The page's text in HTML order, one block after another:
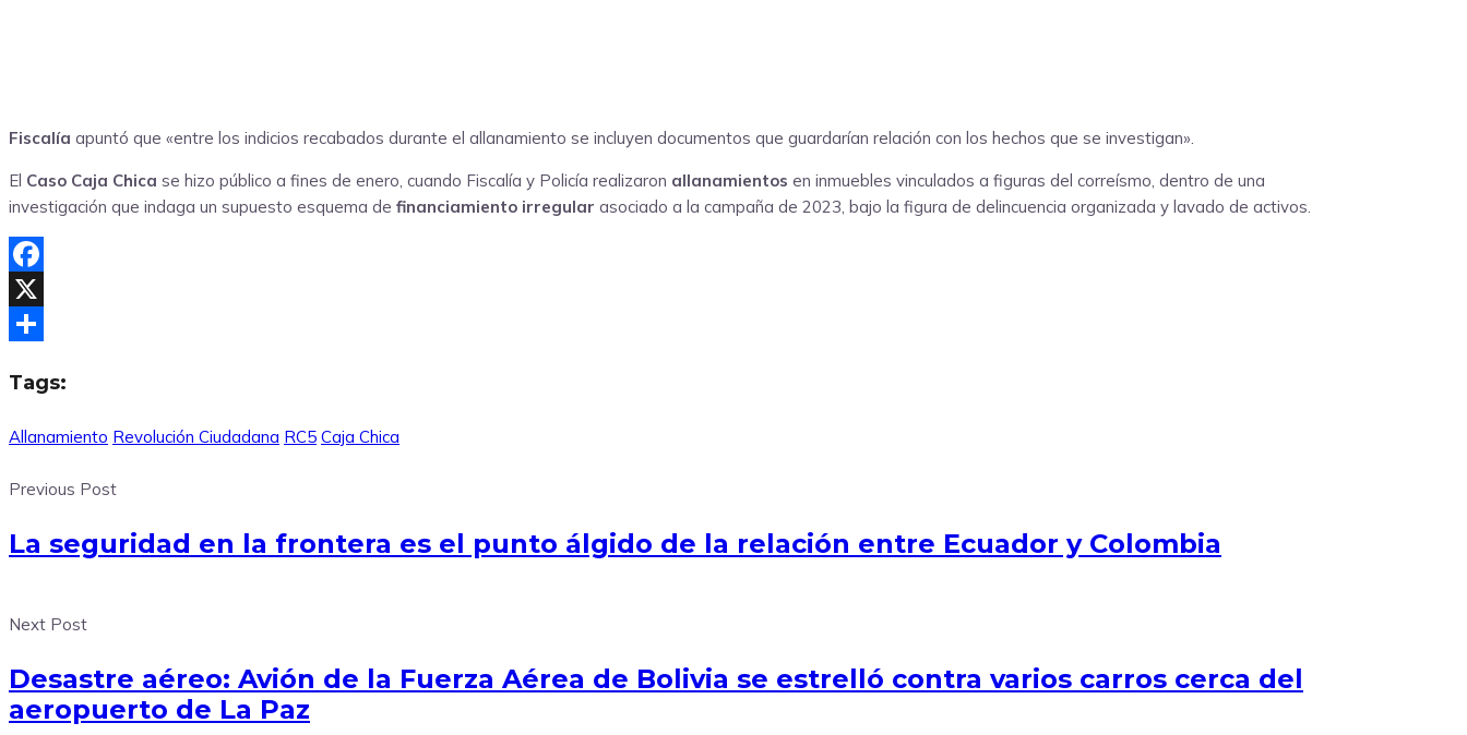
Fiscalía apuntó que «entre los indicios recabados durante el allanamiento se incluyen documentos que guardarían relación con los hechos que se investigan».
El Caso Caja Chica se hizo público a fines de enero, cuando Fiscalía y Policía realizaron allanamientos en inmuebles vinculados a figuras del correísmo, dentro de una
investigación que indaga un supuesto esquema de financiamiento irregular asociado a la campaña de 2023, bajo la figura de delincuencia organizada y lavado de activos.
Facebook
X
Tags:
Allanamiento Revolución Ciudadana RC5 Caja Chica
Previous Post
La seguridad en la frontera es el punto álgido de la relación entre Ecuador y Colombia
Next Post
Desastre aéreo: Avión de la Fuerza Aérea de Bolivia se estrelló contra varios carros cerca del
aeropuerto de La Paz